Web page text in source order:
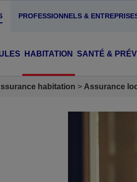
PROFESSIONNELS &
HABITATION SANTÉ &
habitation Assurance